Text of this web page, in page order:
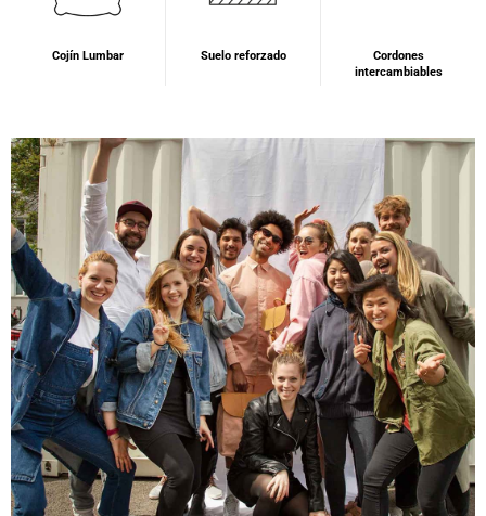
Cojín Lumbar Suelo reforzado
Cordones
intercambiables